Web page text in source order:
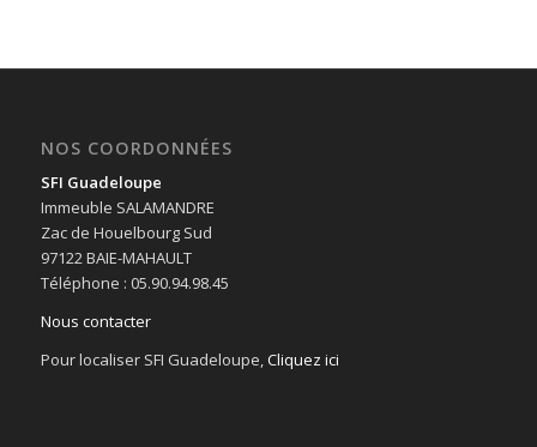
NOS COORDONNÉES
SFI Guadeloupe
Immeuble SALAMANDRE
Zac de Houelbourg Sud
97122 BAIE-MAHAULT
Téléphone : 05.90.94.98.45
Nous contacter
Pour localiser SFI Guadeloupe,Cliquez ici